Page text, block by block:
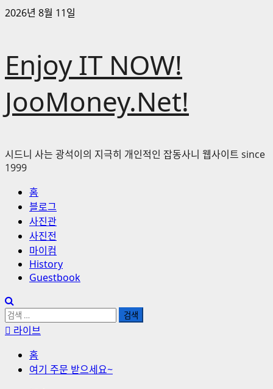
콘
로
바
기
2026년 8월 11일
Enjoy IT NOW!
JooMoney.Net!
시드니 사는 광석이의 지극히 개인적인 잡동사니 웹사이트 since
1999
홈
블로그
사진관
사진전
마이컴
History
Guestbook
검
색:라이브
홈
여기 주문 받으세요~